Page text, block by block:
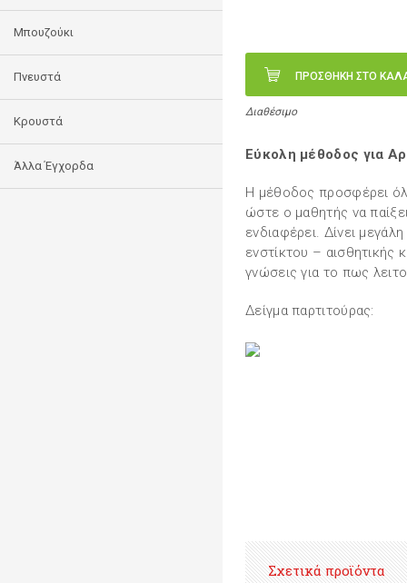
Μπουζούκι
Πνευστά
Κρουστά
Άλλα Έγχορδα
ΠΡΟΣΘΗΚΗ ΣΤΟ
Διαθέσιμο
Εύκολη μέθοδος για
H μέθοδος προσφέρει
ώστε ο μαθητής να
ενδιαφέρει. Δίνει
ενστίκτου – αισθητικής
γνώσεις για το πως
Δείγμα παρτιτούρας:
Σχετικά προϊόντα